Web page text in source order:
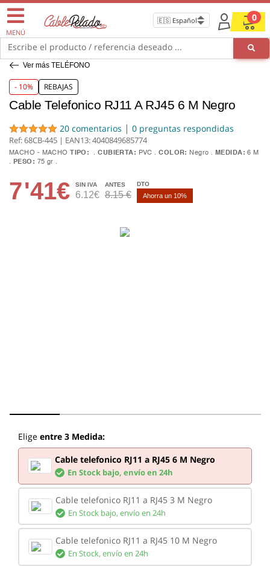
MENÚ
0
Escribe el producto / referencia deseado ...
Ver más TELÉFONO
- 10% REBAJAS
Cable Telefonico RJ11 A RJ45 6 M Negro
20 comentarios | 0 preguntas respondidas
Ref: 68CB-445 | EAN13:4040849685774
MACHO - MACHO TIPO: CUBIERTA: PVC COLOR: Negro MEDIDA: 6 M
PESO: 75 gr
7'41€ SIN IVA
6.12€
ANTES
8.15 €
DTO
Ahorra un 10%
Elige entre 3 Medida:
Cable telefonico RJ11 a RJ45 6 M Negro
En Stock bajo, envío en 24h
Cable telefonico RJ11 a RJ45 3 M Negro
En Stock bajo, envío en 24h
Cable telefonico RJ11 a RJ45 10 M Negro
En Stock, envío en 24h